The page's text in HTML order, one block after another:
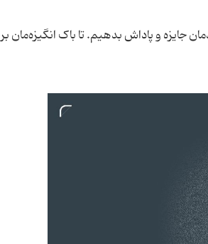
جایزه و پاداش بدهیم. تا باک انگیزه‌مان